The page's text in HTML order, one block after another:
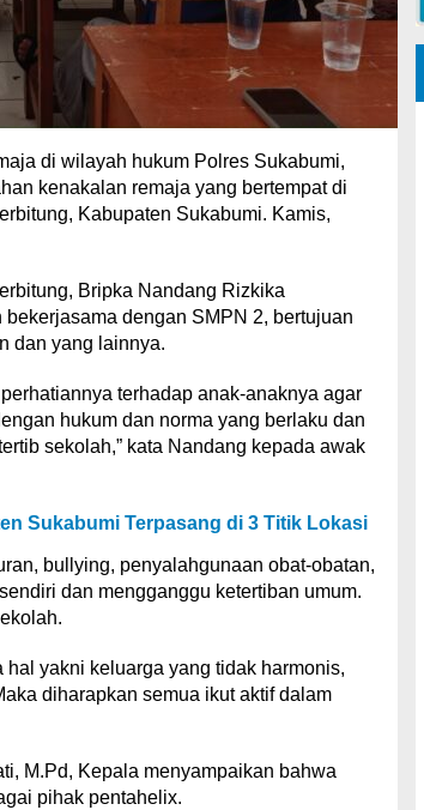
di wilayah hukum Polres Sukabumi,
kenakalan remaja yang bertempat di
Kabupaten Sukabumi. Kamis,
Bripka Nandang Rizkika
dengan SMPN 2, bertujuan
dan yang lainnya.
terhadap anak-anaknya agar
hukum dan norma yang berlaku dan
sekolah,” kata Nandang kepada awak
Sukabumi Terpasang di 3 Titik Lokasi
bullying, penyalahgunaan obat-obatan,
dan mengganggu ketertiban umum.
yakni keluarga yang tidak harmonis,
diharapkan semua ikut aktif dalam
M.Pd, Kepala menyampaikan bahwa
pihak pentahelix.